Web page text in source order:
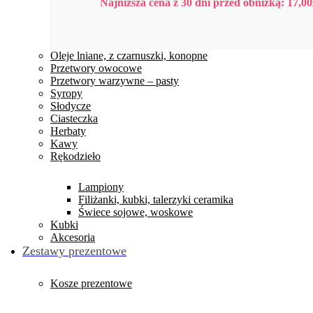
Oleje lniane, z czarnuszki, konopne
Przetwory owocowe
Przetwory warzywne – pasty
Syropy
Słodycze
Ciasteczka
Herbaty
Kawy
Rękodzieło
Lampiony
Filiżanki, kubki, talerzyki ceramika
Świece sojowe, woskowe
Kubki
Akcesoria
Zestawy prezentowe
Kosze prezentowe